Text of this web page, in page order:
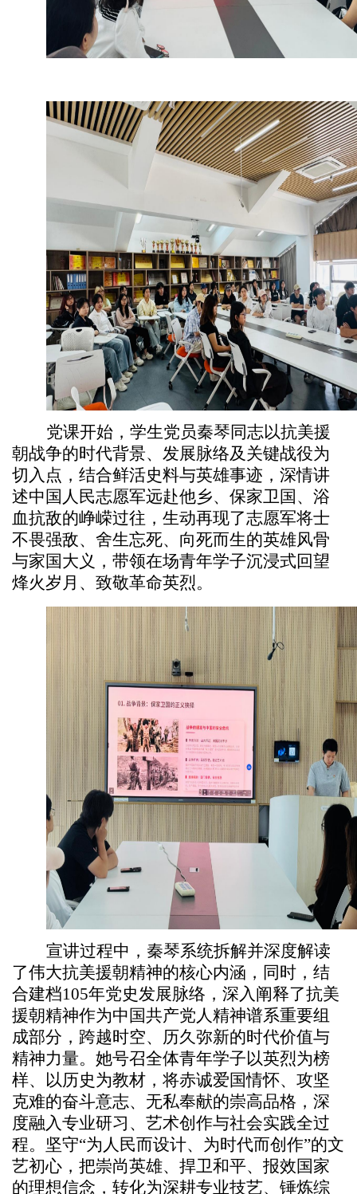
党课开始，学生党员秦琴同志以抗美援
朝战争的时代背景、发展脉络及关键战役为
切入点，结合鲜活史料与英雄事迹，深情讲
述中国人民志愿军远赴他乡、保家卫国、浴
血抗敌的峥嵘过往，生动再现了志愿军将士
不畏强敌、舍生忘死、向死而生的英雄风骨
与家国大义，带领在场青年学子沉浸式回望
烽火岁月、致敬革命英烈。
宣讲过程中，秦琴系统拆解并深度解读
了伟大抗美援朝精神的核心内涵，同时，结
合建档105年党史发展脉络，深入阐释了抗美
援朝精神作为中国共产党人精神谱系重要组
成部分，跨越时空、历久弥新的时代价值与
精神力量。她号召全体青年学子以英烈为榜
样、以历史为教材，将赤诚爱国情怀、攻坚
克难的奋斗意志、无私奉献的崇高品格，深
度融入专业研习、艺术创作与社会实践全过
程。坚守“为人民而设计、为时代而创作”的文
艺初心，把崇尚英雄、捍卫和平、报效国家
的理想信念，转化为深耕专业技艺、锤炼综